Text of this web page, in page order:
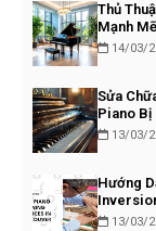
Thủ
Mạnh
VST14/03/
Sửa
Piano Bị
Chóng
13/03/
Hướng
Bassline
13/03/